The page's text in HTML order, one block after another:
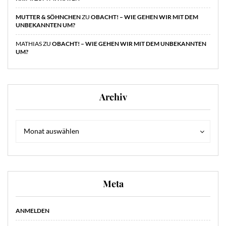
MUTTER & SÖHNCHENZU OBACHT! – WIE GEHEN WIR MIT DEM
UNBEKANNTEN UM?
MATHIASZU OBACHT! – WIE GEHEN WIR MIT DEM UNBEKANNTEN
UM?
Archiv
Monat auswählen
Meta
ANMELDEN